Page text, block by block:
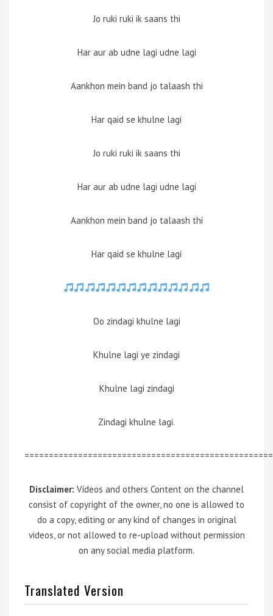
Jo ruki ruki ik saans thi
Har aur ab udne lagi udne lagi
Aankhon mein band jo talaash thi
Har qaid se khulne lagi
Jo ruki ruki ik saans thi
Har aur ab udne lagi udne lagi
Aankhon mein band jo talaash thi
Har qaid se khulne lagi
Oo zindagi khulne lagi
Khulne lagi ye zindagi
Khulne lagi zindagi
Zindagi khulne lagi.
Disclaimer: Videos and others Content on the channel
consist of copyright of the owner, no one is allowed to
do a copy, editing or any kind of changes in original
videos, or not allowed to re-upload without permission
on any social media platform.
Translated Version